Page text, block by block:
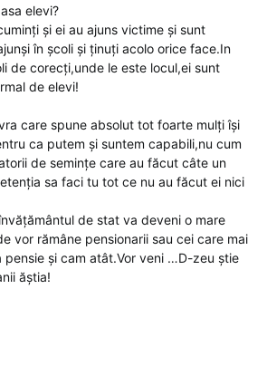
elevi?
și ei au ajuns victime și sunt
în școli și ținuți acolo orice face.In
de corecți,unde le este locul,ei sunt
de elevi!
care spune absolut tot foarte mulți își
ca putem și suntem capabili,nu cum
de semințe care au făcut câte un
sa faci tu tot ce nu au făcut ei nici
de stat va deveni o mare
vor rămâne pensionarii sau cei care mai
pensie și cam atât.Vor veni …D-zeu știe
ăștia!